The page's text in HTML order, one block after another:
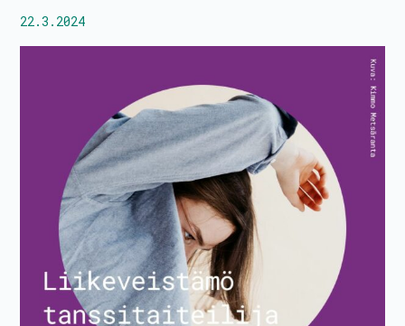
Esitykset ja työpajat
Tanssiinkutsu-yleisötyökonsepti
Tanssitaiteilijat
Kalenteri
22.3.2024